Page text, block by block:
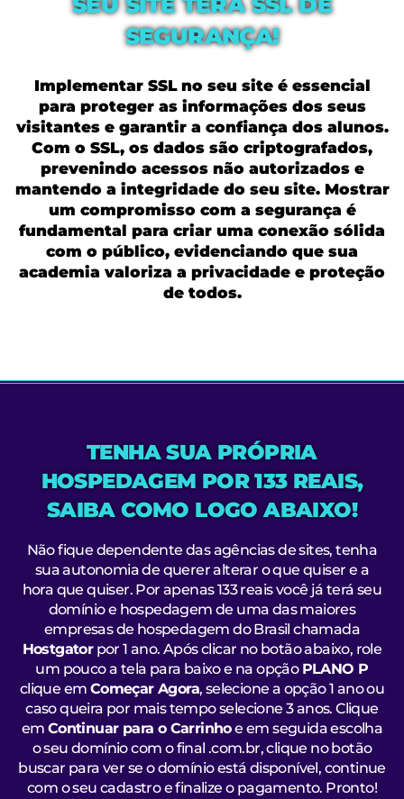
SEGURANÇA!
Implementar SSL no seu site é essencial
para proteger as informações dos seus
visitantes e garantir a confiança dos alunos.
Com o SSL, os dados são criptografados,
prevenindo acessos não autorizados e
mantendo a integridade do seu site. Mostrar
um compromisso com a segurança é
fundamental para criar uma conexão sólida
com o público, evidenciando que sua
academia valoriza a privacidade e proteção
de todos.
TENHA SUA PRÓPRIA
HOSPEDAGEM POR 133 REAIS,
SAIBA COMO LOGO ABAIXO!
Não fique dependente das agências de sites, tenha
sua autonomia de querer alterar o que quiser e a
hora que quiser. Por apenas 133 reais você já terá seu
domínio e hospedagem de uma das maiores
empresas de hospedagem do Brasil chamada
Hostgatorpor 1 ano. Após clicar no botão abaixo, role
um pouco a tela para baixo e na opção PLANO P
clique em Começar Agora, selecione a opção 1 ano ou
caso queira por mais tempo selecione 3 anos. Clique
em Continuar para o Carrinhoe em seguida escolha
o seu domínio com o final .com.br, clique no botão
buscar para ver se o domínio está disponível, continue
com o seu cadastro e finalize o pagamento. Pronto!